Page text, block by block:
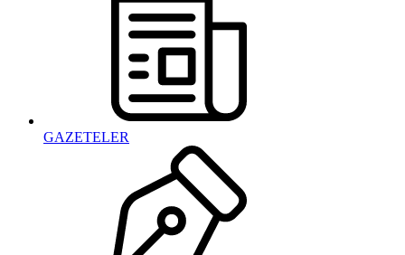
GAZETELER